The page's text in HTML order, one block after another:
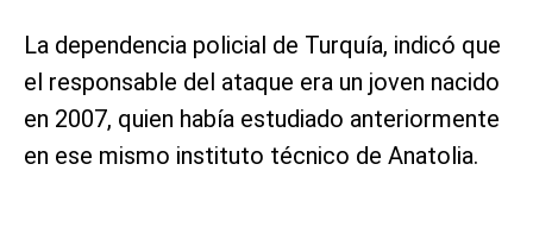
La dependencia policial de Turquía, indicó que
el responsable del ataque era un joven nacido
en 2007, quien había estudiado anteriormente
en ese mismo instituto técnico de Anatolia.